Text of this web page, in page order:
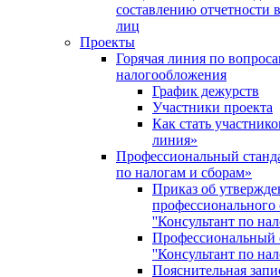
составлению отчетности
лиц
Проекты
Горячая линия по
налогообложения
График дежурств
Участники проекта
Как стать
линия»
Профессиональный
по налогам и сборам»
Приказ об
профессионального
''Консультант по
Профессиональный
''Консультант по
Пояснительная